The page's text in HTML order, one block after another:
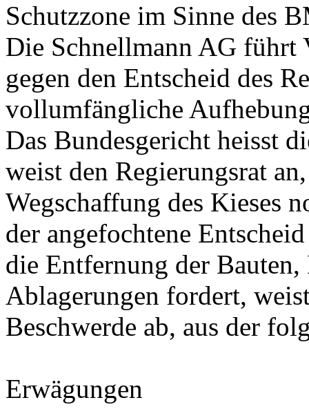
Schutzzone im Sinne des
Die Schnellmann AG führt
gegen den Entscheid des
vollumfängliche
Das Bundesgericht heisst
weist den Regierungsrat
Wegschaffung des Kieses
der angefochtene
die Entfernung der
Ablagerungen fordert,
Beschwerde ab, aus der
Erwägungen